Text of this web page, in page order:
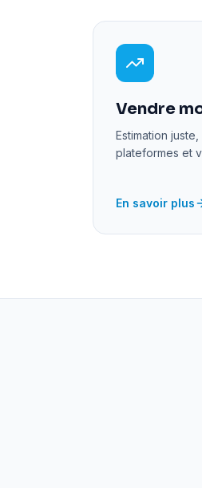
Vendre
Estimation
plateformes et
En savoir plus